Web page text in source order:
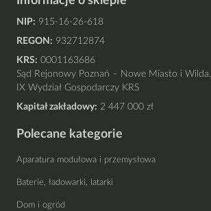
NIP: 915-16-26-618
REGON: 932712874
KRS: 0001163686
Sąd Rejonowy Poznań – Nowe Miasto i Wilda,
IX Wydział Gospodarczy KRS
Kapitał zakładowy: 2 447 000 zł
Polecane kategorie
Aparatura modułowa i przemysłowa
Baterie, ładowarki, latarki
Dom i ogród